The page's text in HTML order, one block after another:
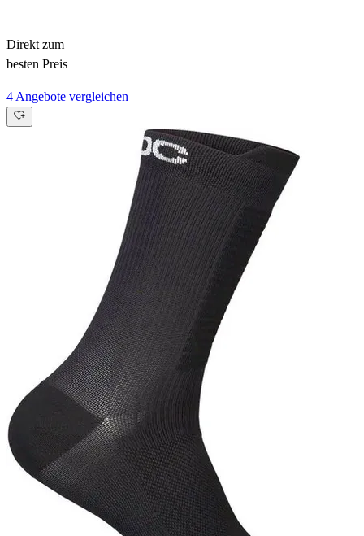
Direkt zum
besten Preis
4 Angebote vergleichen